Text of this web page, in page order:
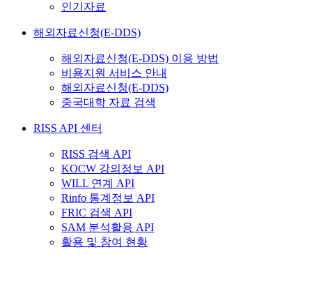
인기자료
해외자료신청(E-DDS)
해외자료신청(E-DDS) 이용 방법
비용지원 서비스 안내
해외자료신청(E-DDS)
중국대학 자료 검색
RISS API 센터
RISS 검색 API
KOCW 강의정보 API
WILL 연계 API
Rinfo 통계정보 API
FRIC 검색 API
SAM 분석활용 API
활용 및 참여 현황